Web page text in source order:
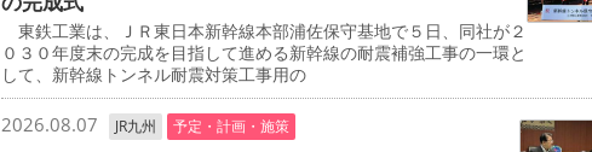
東鉄工業は、ＪＲ東日本新幹線本部浦佐保守基地で５日、同社が２
０３０年度末の完成を目指して進める新幹線の耐震補強工事の一環と
して、新幹線トンネル耐震対策工事用の
2026.08.07 JR九州 予定・計画・施策